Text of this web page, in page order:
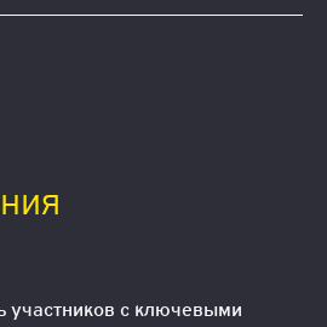
участников с ключевыми